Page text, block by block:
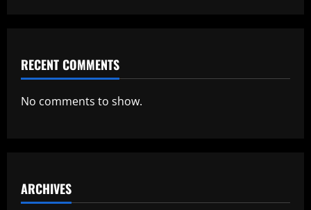
RECENT COMMENTS
No comments to show.
ARCHIVES